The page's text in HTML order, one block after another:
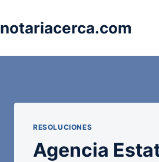
notariacerca.com
RESOLUCIONES
Agencia